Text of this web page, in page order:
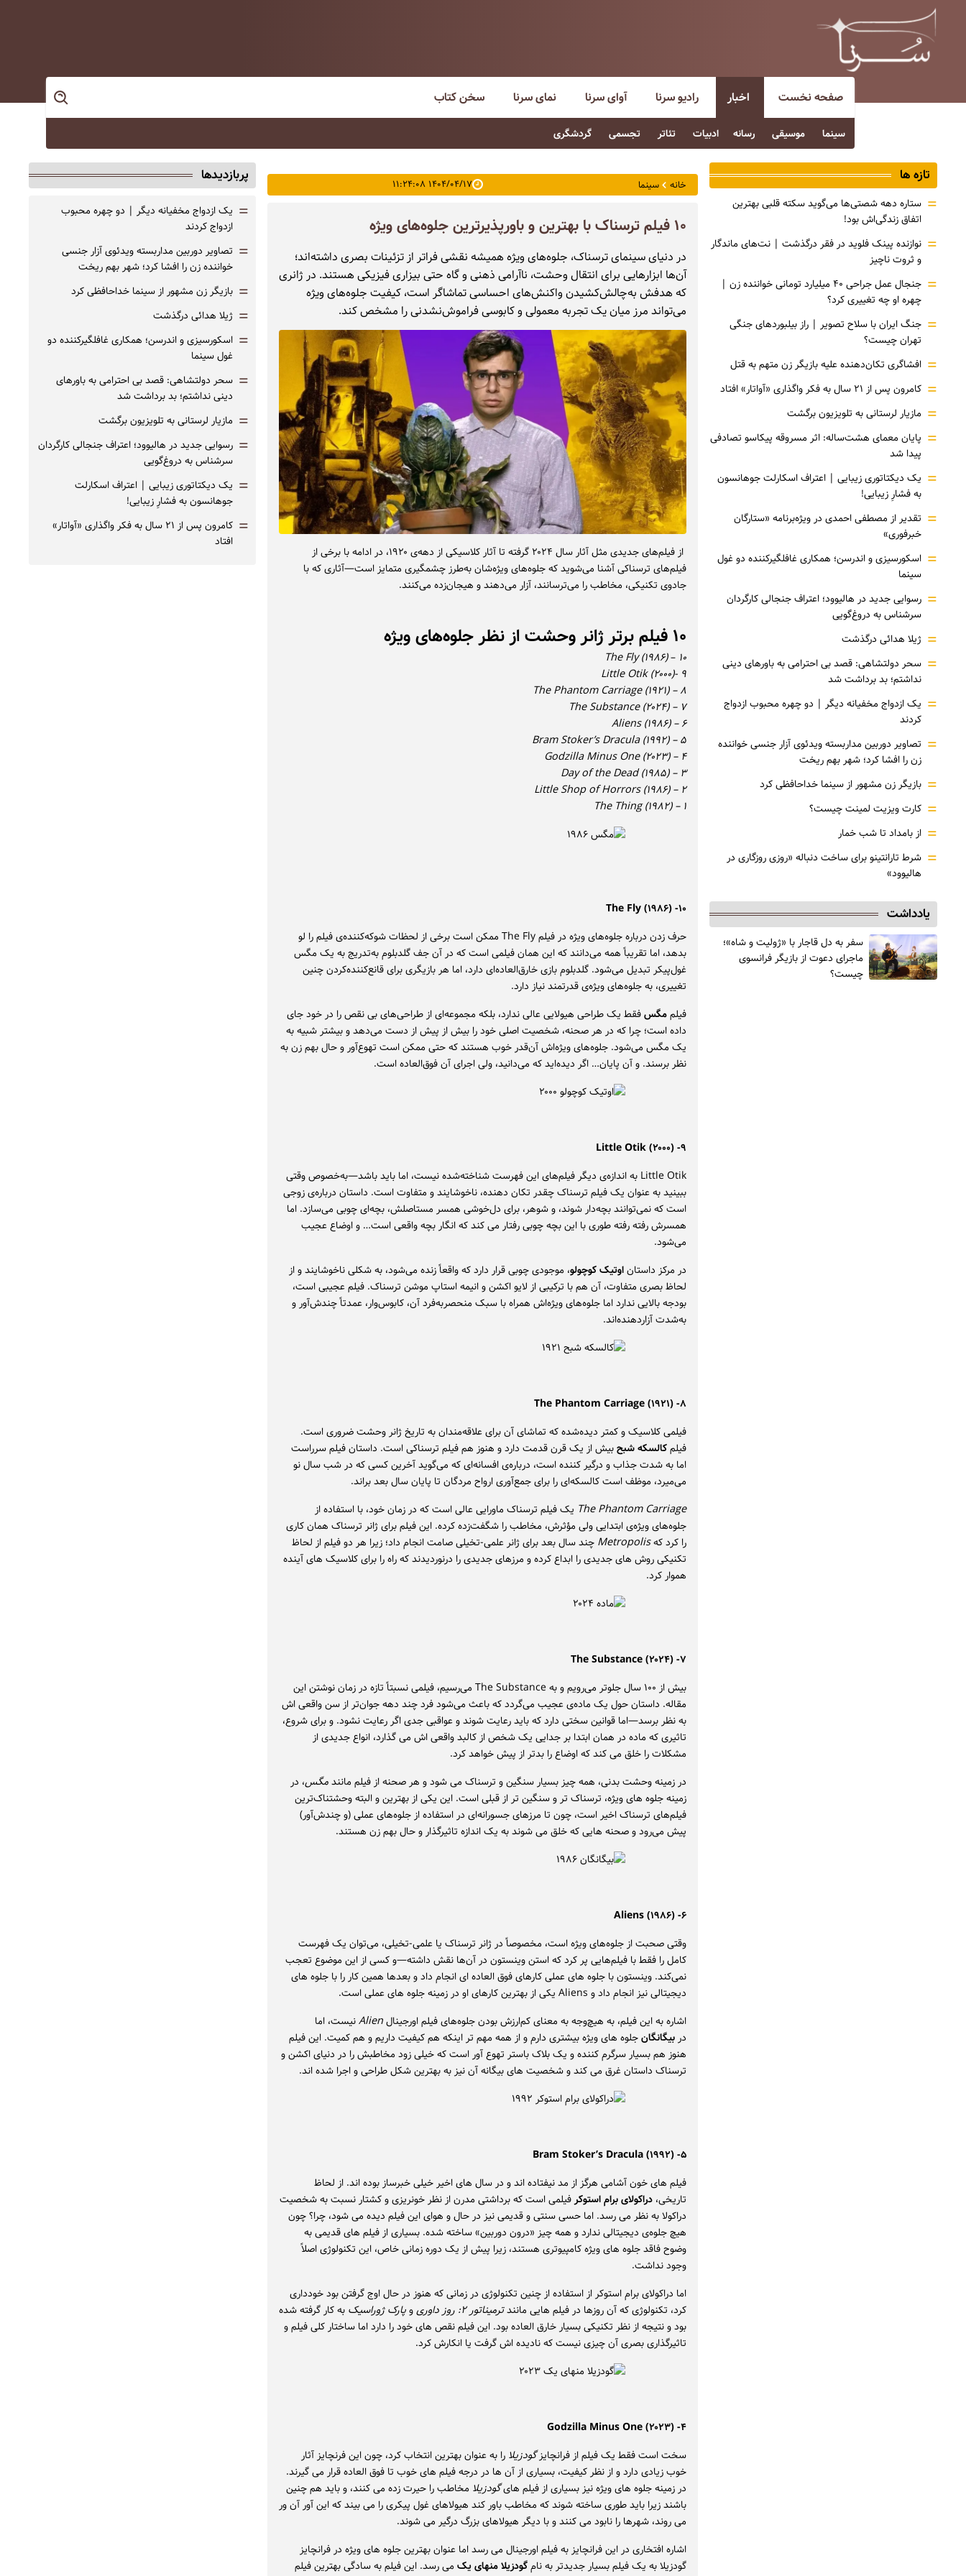
صفحه نخست اخبار
سینما موسیقی رسانه ادبیات تئاتر تجسمی گردشگری
رادیو سرنا آوای سرنا نمای سرنا سخن کتاب
خانه سینما ۱۴۰۴/۰۴/۱۷ ۱۱:۲۴:۰۸
۱۰ فیلم ترسناک با بهترین و باورپذیرترین جلوه‌های ویژه
در دنیای سینمای ترسناک، جلوه‌های ویژه همیشه نقشی فراتر از تزئینات بصری داشته‌اند؛
آن‌ها ابزارهایی برای انتقال وحشت، ناآرامی ذهنی و گاه حتی بیزاری فیزیکی هستند. در ژانری
که هدفش به‌چالش‌کشیدن واکنش‌های احساسی تماشاگر است، کیفیت جلوه‌های ویژه
می‌تواند مرز میان یک تجربه معمولی و کابوسی فراموش‌نشدنی را مشخص کند.
از فیلم‌های جدیدی مثل آثار سال ۲۰۲۴ گرفته تا آثار کلاسیکی از دهه‌ی ۱۹۲۰، در ادامه با برخی از
فیلم‌های ترسناکی آشنا می‌شوید که جلوه‌های ویژه‌شان به‌طرز چشمگیری متمایز است—آثاری که با
جادوی تکنیکی، مخاطب را می‌ترسانند، آزار می‌دهند و هیجان‌زده می‌کنند.
۱۰ فیلم برتر ژانر وحشت از نظر جلوه‌های ویژه
۱۰ –The Fly (۱۹۸۶)
۹ -Little Otik (۲۰۰۰)
۸ – The Phantom Carriage (۱۹۲۱)
۷ – The Substance (۲۰۲۴)
۶ – Aliens (۱۹۸۶)
۵ – Bram Stoker’s Dracula (۱۹۹۲)
۴ – Godzilla Minus One (۲۰۲۳)
۳ – Day of the Dead (۱۹۸۵)
۲ – Little Shop of Horrors (۱۹۸۶)
۱ – The Thing (۱۹۸۲)
۱۰- The Fly (۱۹۸۶)
حرف زدن درباره جلوه‌های ویژه در فیلم The Fly ممکن است برخی از لحظات شوکه‌کننده‌ی فیلم را لو
بدهد، اما تقریباً همه می‌دانند که این همان فیلمی است که در آن جف گلدبلوم به‌تدریج به یک مگس
غول‌پیکر تبدیل می‌شود. گلدبلوم بازی خارق‌العاده‌ای دارد، اما هر بازیگری برای قانع‌کننده‌کردن چنین
تغییری، به جلوه‌های ویژه‌ی قدرتمند نیاز دارد.
فیلممگسفقط یک طراحی هیولایی عالی ندارد، بلکه مجموعه‌ای از طراحی‌های بی نقص را در خود جای
داده است؛ چرا که در هر صحنه، شخصیت اصلی خود را بیش از پیش از دست می‌دهد و بیشتر شبیه به
یک مگس می‌شود. جلوه‌های ویژه‌اش آن‌قدر خوب هستند که حتی ممکن است تهوع‌آور و حال بهم زن به
نظر برسند. و آن پایان… اگر دیده‌اید که می‌دانید، ولی اجرای آن فوق‌العاده است.
۹- Little Otik (۲۰۰۰)
Little Otik به اندازه‌ی دیگر فیلم‌های این فهرست شناخته‌شده نیست، اما باید باشد—به‌خصوص وقتی
ببینید به عنوان یک فیلم ترسناک چقدر تکان دهنده، ناخوشایند و متفاوت است. داستان درباره‌ی زوجی
است که نمی‌توانند بچه‌دار شوند، و شوهر، برای دل‌خوشی همسر مستاصلش، بچه‌ای چوبی می‌سازد. اما
همسرش رفته رفته طوری با این بچه چوبی رفتار می کند که انگار بچه واقعی است… و اوضاع عجیب
می‌شود.
در مرکز داستاناوتیک کوچولو، موجودی چوبی قرار دارد که واقعاً زنده می‌شود، به شکلی ناخوشایند و از
لحاظ بصری متفاوت، آن هم با ترکیبی از لایو اکشن و انیمه استاپ موشن ترسناک. فیلم عجیبی است،
بودجه بالایی ندارد اما جلوه‌های ویژه‌اش همراه با سبک منحصربه‌فرد آن، کابوس‌وار، عمدتاً چندش‌آور و
به‌شدت آزاردهنده‌اند.
۸- The Phantom Carriage (۱۹۲۱)
فیلمی کلاسیک و کمتر دیده‌شده که تماشای آن برای علاقه‌مندان به تاریخ ژانر وحشت ضروری است.
فیلمکالسکه شبحبیش از یک قرن قدمت دارد و هنوز هم فیلم ترسناکی است. داستان فیلم سرراست
اما به شدت جذاب و درگیر کننده است، درباره‌ی افسانه‌ای که می‌گوید آخرین کسی که در شب سال نو
می‌میرد، موظف است کالسکه‌ای را برای جمع‌آوری ارواح مردگان تا پایان سال بعد براند.
The Phantom Carriage یک فیلم ترسناک ماورایی عالی است که در زمان خود، با استفاده از
جلوه‌های ویژه‌ی ابتدایی ولی مؤثرش، مخاطب را شگفت‌زده کرده. این فیلم برای ژانر ترسناک همان کاری
را کرد کهMetropolis چند سال بعد برای ژانر علمی-تخیلی صامت انجام داد؛ زیرا هر دو فیلم از لحاظ
تکنیکی روش های جدیدی را ابداع کرده و مرزهای جدیدی را درنوردیدند که راه را برای کلاسیک های آینده
هموار کرد.
۷- The Substance (۲۰۲۴)
بیش از ۱۰۰ سال جلوتر می‌رویم و به The Substance می‌رسیم، فیلمی نسبتاً تازه در زمان نوشتن این
مقاله. داستان حول یک ماده‌ی عجیب می‌گردد که باعث می‌شود فرد چند دهه جوان‌تر از سن واقعی اش
به نظر برسد—اما قوانین سختی دارد که باید رعایت شوند و عواقبی جدی اگر رعایت نشود. و برای شروع،
تاثیری که ماده در همان ابتدا بر جدایی یک شخص از کالبد واقعی اش می گذارد، انواع جدیدی از
مشکلات را خلق می کند که اوضاع را بدتر از پیش خواهد کرد.
در زمینه وحشت بدنی، همه چیز بسیار سنگین و ترسناک می شود و هر صحنه از فیلم مانندمگس، در
زمینه جلوه های ویژه، ترسناک تر و سنگین تر از قبلی است. این یکی از بهترین و البته وحشتناک‌ترین
فیلم‌های ترسناک اخیر است، چون تا مرزهای جسورانه‌ای در استفاده از جلوه‌های عملی (و چندش‌آور)
پیش می‌رود و صحنه هایی که خلق می شوند به یک اندازه تاثیرگذار و حال بهم زن هستند.
۶- Aliens (۱۹۸۶)
وقتی صحبت از جلوه‌های ویژه است، مخصوصاً در ژانر ترسناک یا علمی-تخیلی، می‌توان یک فهرست
کامل را فقط با فیلم‌هایی پر کرد که استن وینستون در آن‌ها نقش داشته—و کسی از این موضوع تعجب
نمی‌کند. وینستون با جلوه های عملی کارهای فوق العاده ای انجام داد و بعدها همین کار را با جلوه های
دیجیتالی نیز انجام داد و Aliens یکی از بهترین کارهای او در زمینه جلوه های عملی است.
اشاره به این فیلم، به هیچ‌وجه به معنای کم‌ارزش بودن جلوه‌های فیلم اورجینالAlienنیست، اما
در بیگانگانجلوه های ویژه بیشتری دارم و از همه مهم تر اینکه هم کیفیت داریم و هم کمیت. این فیلم
هنوز هم بسیار سرگرم کننده و یک بلاک باستر تهوع آور است که خیلی زود مخاطبش را در دنیای اکشن و
ترسناک داستان غرق می کند و شخصیت های بیگانه آن نیز به بهترین شکل طراحی و اجرا شده اند.
۵- Bram Stoker’s Dracula (۱۹۹۲)
فیلم های خون آشامی هرگز از مد نیفتاده اند و در سال های اخیر خیلی خبرساز بوده اند. از لحاظ
تاریخی، دراکولای برام استوکر فیلمی است که برداشتی مدرن از نظر خونریزی و کشتار نسبت به شخصیت
دراکولا به نظر می رسد. اما حسی سنتی و قدیمی نیز در حال و هوای این فیلم دیده می شود، چرا؟ چون
هیچ جلوه‌ی دیجیتالی ندارد و همه چیز «درون دوربین» ساخته شده. بسیاری از فیلم های قدیمی به
وضوح فاقد جلوه های ویژه کامپیوتری هستند، زیرا پیش از یک دوره زمانی خاص، این تکنولوژی اصلاً
وجود نداشت.
اما دراکولای برام استوکر از استفاده از چنین تکنولوژی در زمانی که هنوز در حال اوج گرفتن بود خودداری
کرد، تکنولوژی که آن روزها در فیلم هایی مانندترمیناتور ۲: روز داوری وپارک ژوراسیک به کار گرفته شده
بود و نتیجه از نظر تکنیکی بسیار خارق العاده بود. این فیلم نقص های خود را دارد اما ساختار کلی فیلم و
تاثیرگذاری بصری آن چیزی نیست که نادیده اش گرفت یا انکارش کرد.
۴- Godzilla Minus One (۲۰۲۳)
سخت است فقط یک فیلم از فرانچایزگودزیلا را به عنوان بهترین انتخاب کرد، چون این فرنچایز آثار
خوب زیادی دارد و از نظر کیفیت، بسیاری از آن ها در درجه فیلم های خوب تا فوق العاده قرار می گیرند.
در زمینه جلوه های ویژه نیز بسیاری از فیلم هایگودزیلا مخاطب را حیرت زده می کنند، و باید هم چنین
باشند زیرا باید طوری ساخته شوند که مخاطب باور کند هیولاهای غول پیکری را می بیند که این آور آن ور
می روند، شهرها را نابود می کنند و با دیگر هیولاهای بزرگ درگیر می شوند.
اشاره افتخاری در این فرانچایز به فیلم اورجینال می رسد اما عنوان بهترین جلوه های ویژه در فرانچایز
گودزیلا به یک فیلم بسیار جدیدتر به نامگودزیلا منهای یکمی رسد. این فیلم به سادگی بهترین فیلم
تازه ها
= ستاره دهه شصتی‌ها می‌گوید سکته قلبی بهترین
اتفاق زندگی‌اش بود!
= نوازنده پینک فلوید در فقر درگذشت | نت‌های ماندگار
و ثروت ناچیز
=
جنجال عمل جراحی ۴۰ میلیارد تومانی خواننده زن |
چهره او چه تغییری کرد؟
= جنگ ایران با سلاح تصویر | راز بیلبوردهای جنگی
تهران چیست؟
= افشاگری‌ تکان‌دهنده علیه بازیگر زن متهم به قتل
= کامرون پس از ۲۱ سال به فکر واگذاری «آواتار» افتاد
= مازیار لرستانی به تلویزیون برگشت
= پایان معمای هشت‌ساله: اثر مسروقه پیکاسو تصادفی
پیدا شد
= یک دیکتاتوری زیبایی | اعتراف اسکارلت جوهانسون
به فشارِ زیبایی!
= تقدیر از مصطفی احمدی در ویژه‌برنامه «ستارگان
خبرفوری»
= اسکورسیزی و اندرسن؛ همکاری غافلگیرکننده دو غول
سینما
= رسوایی جدید در هالیوود؛ اعتراف جنجالی کارگردان
سرشناس به دروغ‌گویی
= ژیلا هدائی درگذشت
= سحر دولتشاهی: قصد بی احترامی به باورهای دینی
نداشتم؛ بد برداشت شد
= یک ازدواج مخفیانه دیگر | دو چهره محبوب ازدواج
کردند
= تصاویر دوربین مداربسته ویدئوی آزار جنسی خواننده
زن را افشا کرد؛ شهر بهم ریخت
= بازیگر زن مشهور از سینما خداحافظی کرد
= کارت ویزیت لمینت چیست؟
= از بامداد تا شب خمار
= شرط تارانتینو برای ساخت دنباله «روزی روزگاری در
هالیوود»
یادداشت
سفر به دل قاجار با «ژولیت و شاه»؛
ماجرای دعوت از ‌بازیگر فرانسوی
چیست؟
پربازدیدها
= یک ازدواج مخفیانه دیگر | دو چهره محبوب
ازدواج کردند
= تصاویر دوربین مداربسته ویدئوی آزار جنسی
خواننده زن را افشا کرد؛ شهر بهم ریخت
= بازیگر زن مشهور از سینما خداحافظی کرد
= ژیلا هدائی درگذشت
= اسکورسیزی و اندرسن؛ همکاری غافلگیرکننده دو
غول سینما
= سحر دولتشاهی: قصد بی احترامی به باورهای
دینی نداشتم؛ بد برداشت شد
= مازیار لرستانی به تلویزیون برگشت
= رسوایی جدید در هالیوود؛ اعتراف جنجالی کارگردان
سرشناس به دروغ‌گویی
= یک دیکتاتوری زیبایی | اعتراف اسکارلت
جوهانسون به فشارِ زیبایی!
=
کامرون پس از ۲۱ سال به فکر واگذاری «آواتار»
افتاد